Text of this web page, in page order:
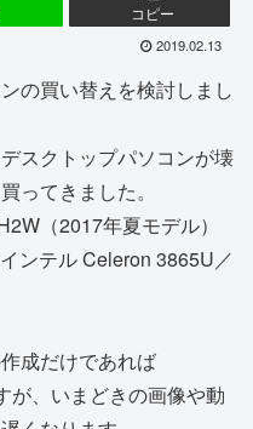
コピー
2019.02.13
の買い替えを検討しまし
スクトップパソコンが壊
ってきました。
（2017年夏モデル）
ンテル Celeron 3865U／
成だけであれば
が、いまどきの画像や動